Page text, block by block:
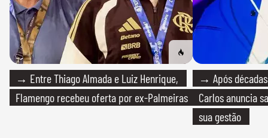
→ Entre Thiago Almada e Luiz Henrique,
Flamengo recebeu oferta por ex-Palmeiras
→ Após
Carlos anuncia
sua gestão